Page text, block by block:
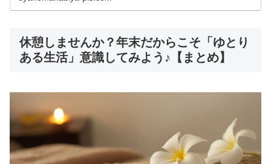
休憩しませんか？年末だからこそ「ゆとり
ある生活」意識してみよう♪【まとめ】